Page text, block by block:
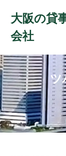
大阪の貸
会社
ツ